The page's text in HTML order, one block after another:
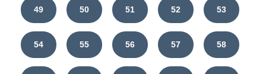
49 50 51 52 53
54 55 56 57 58